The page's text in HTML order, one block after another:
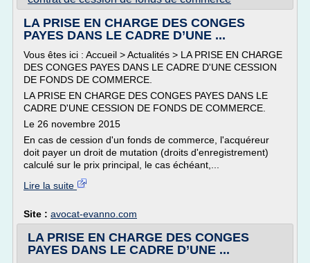
LA PRISE EN CHARGE DES CONGES
PAYES DANS LE CADRE D’UNE ...
Vous êtes ici : Accueil > Actualités > LA PRISE EN CHARGE
DES CONGES PAYES DANS LE CADRE D'UNE CESSION
DE FONDS DE COMMERCE.
LA PRISE EN CHARGE DES CONGES PAYES DANS LE
CADRE D'UNE CESSION DE FONDS DE COMMERCE.
Le 26 novembre 2015
En cas de cession d'un fonds de commerce, l'acquéreur
doit payer un droit de mutation (droits d'enregistrement)
calculé sur le prix principal, le cas échéant,...
Lire la suite
Site : avocat-evanno.com
LA PRISE EN CHARGE DES CONGES
PAYES DANS LE CADRE D’UNE ...